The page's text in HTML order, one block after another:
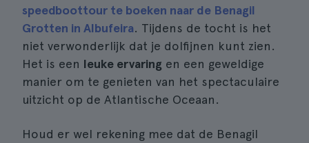
speedboottour te boeken naar de Benagil
Grotten in Albufeira. Tijdens de tocht is het
niet verwonderlijk dat je dolfijnen kunt zien.
Het is een leuke ervaring en een geweldige
manier om te genieten van het spectaculaire
uitzicht op de Atlantische Oceaan.
Houd er wel rekening mee dat de Benagil